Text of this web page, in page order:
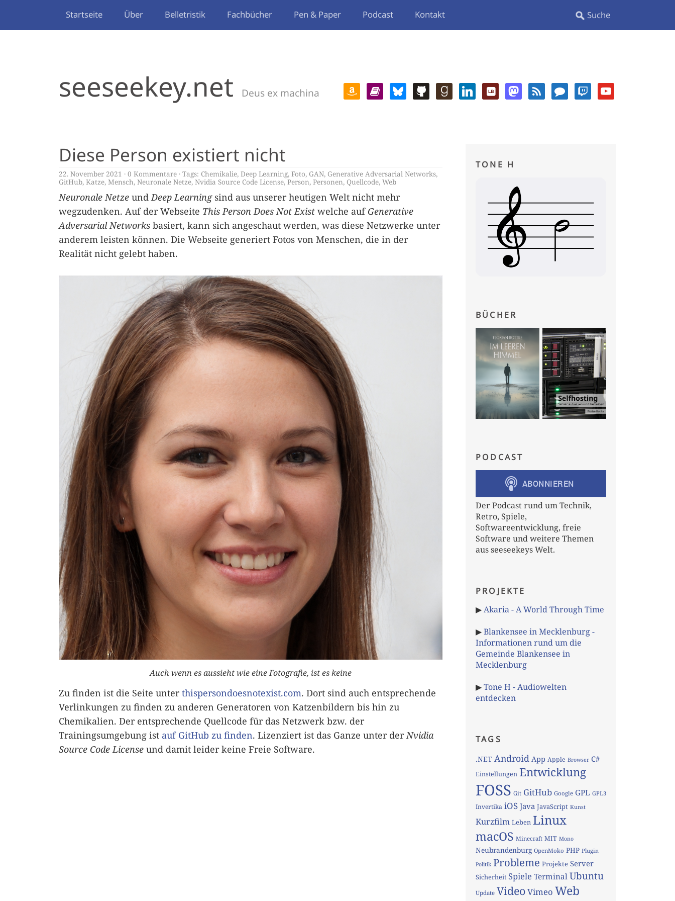
Startseite Über Belletristik Fachbücher Pen & Paper Podcast Kontakt
seeseekey.net Deus ex machina
Diese Person existiert nicht
22. November 2021 0 Kommentare Tags: Chemikalie, Deep Learning, Foto, GAN, Generative Adversarial Networks,
GitHub, Katze, Mensch, Neuronale Netze, Nvidia Source Code License,Person, Personen, Quellcode, Web
Neuronale Netze undDeep Learningsind aus unserer heutigen Welt nicht mehr
wegzudenken. Auf der Webseite This Person Does Not Exist welche auf Generative
Adversarial Networks basiert, kann sich angeschaut werden, was diese Netzwerke unter
anderem leisten können. Die Webseite generiert Fotos von Menschen, die in der
Realität nicht gelebt haben.
Auch wenn es aussieht wie eine Fotografie, ist es keine
Zu finden ist die Seite unterthispersondoesnotexist.com. Dort sind auch entsprechende
Verlinkungen zu finden zu anderen Generatoren von Katzenbildern bis hin zu
Chemikalien. Der entsprechende Quellcode für das Netzwerk bzw. der
Trainingsumgebung ist auf GitHub zu finden. Lizenziert ist das Ganze unter derNvidia
Source Code License und damit leider keine Freie Software.
TONE H
BÜCHER
PODCAST
Der Podcast rund um Technik,
Retro, Spiele,
Softwareentwicklung, freie
Software und weitere Themen
aus seeseekeys Welt.
PROJEKTE
▶Akaria - A World Through Time
▶Blankensee in Mecklenburg -
Informationen rund um die
Gemeinde Blankensee in
Mecklenburg
▶Tone H - Audiowelten
entdecken
TAGS
.NET Android App Apple Browser C#
Einstellungen Entwicklung
FOSS Git GitHub Google GPL GPL3
Invertika iOS Java JavaScript Kunst
Kurzfilm Leben Linux
macOS Minecraft MIT Mono
Neubrandenburg OpenMoko PHP Plugin
Politik Probleme Projekte Server
Sicherheit Spiele TerminalUbuntu
Update VideoVimeo Web